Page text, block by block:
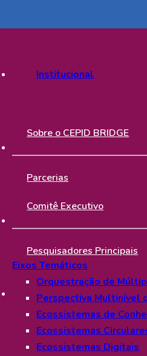
Institucional
Sobre o CEPID BRIDGE
Parcerias
Comitê Executivo
Pesquisadores Principais
Pesquisadores Associados
Equipe Completa
Eixos Temáticos
Orquestração de
Perspectiva Multinível
Ecossistemas de
Ecossistemas
Ecossistemas Digitais
Inovação